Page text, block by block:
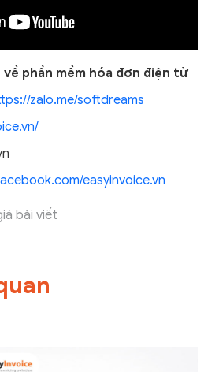
phần mềm hóa đơn điện tử
zalo.me/softdreams
easyinvoice.vn
bài viết